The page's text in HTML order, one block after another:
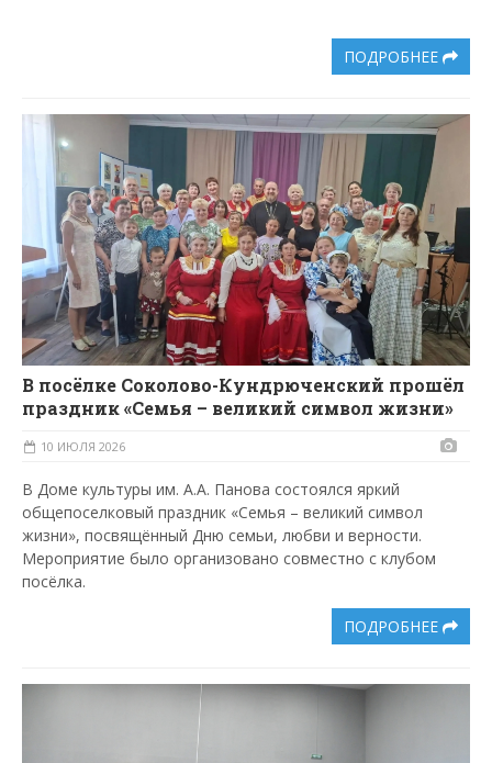
ПОДРОБНЕЕ
В посёлке Соколово-Кундрюченский прошёл
праздник «Семья – великий символ жизни»
10 ИЮЛЯ 2026
В Доме культуры им. А.А. Панова состоялся яркий
общепоселковый праздник «Семья – великий символ
жизни», посвящённый Дню семьи, любви и верности.
Мероприятие было организовано совместно с клубом
посёлка.
ПОДРОБНЕЕ